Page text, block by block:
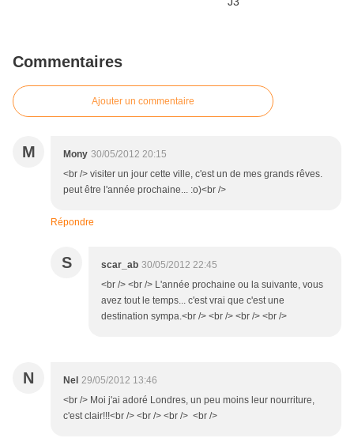
Commentaires
Ajouter un commentaire
M Mony 30/05/2012 20:15
<br /> visiter un jour cette ville, c'est un de mes grands rêves.
peut être l'année prochaine... :o)<br />
Répondre
S scar_ab 30/05/2012 22:45
<br /> <br /> L'année prochaine ou la suivante, vous
avez tout le temps... c'est vrai que c'est une
destination sympa.<br /> <br /> <br /> <br />
N Nel 29/05/2012 13:46
<br /> Moi j'ai adoré Londres, un peu moins leur nourriture,
c'est clair!!!<br /> <br /> <br /> <br />